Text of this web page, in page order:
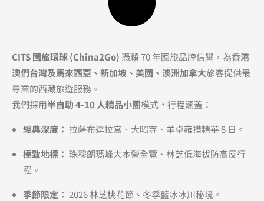
CITS 國旅環球 (China2Go) 憑藉 70 年國旅品牌信譽，為香港
澳們台灣及馬來西亞、新加坡、美國、澳洲加拿大旅客提供最
專業的西藏旅遊服務。
我們採用半自助 4-10 人精品小團模式，行程涵蓋：
經典深度： 拉薩布達拉宮、大昭寺、羊卓雍措精華 8 日。
極致地標： 珠穆朗瑪峰大本營全覽、林芝低海拔防高反行
程。
季節限定： 2026 林芝桃花節、冬季藍冰冰川秘境。